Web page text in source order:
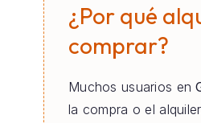
¿Por qué
comprar?
Muchos usuarios en
la compra o el